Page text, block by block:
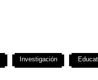
Investigación